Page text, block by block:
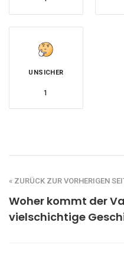
UNSICHER
1
« ZURÜCK ZUR VORHERIGEN
Woher kommt der
vielschichtige